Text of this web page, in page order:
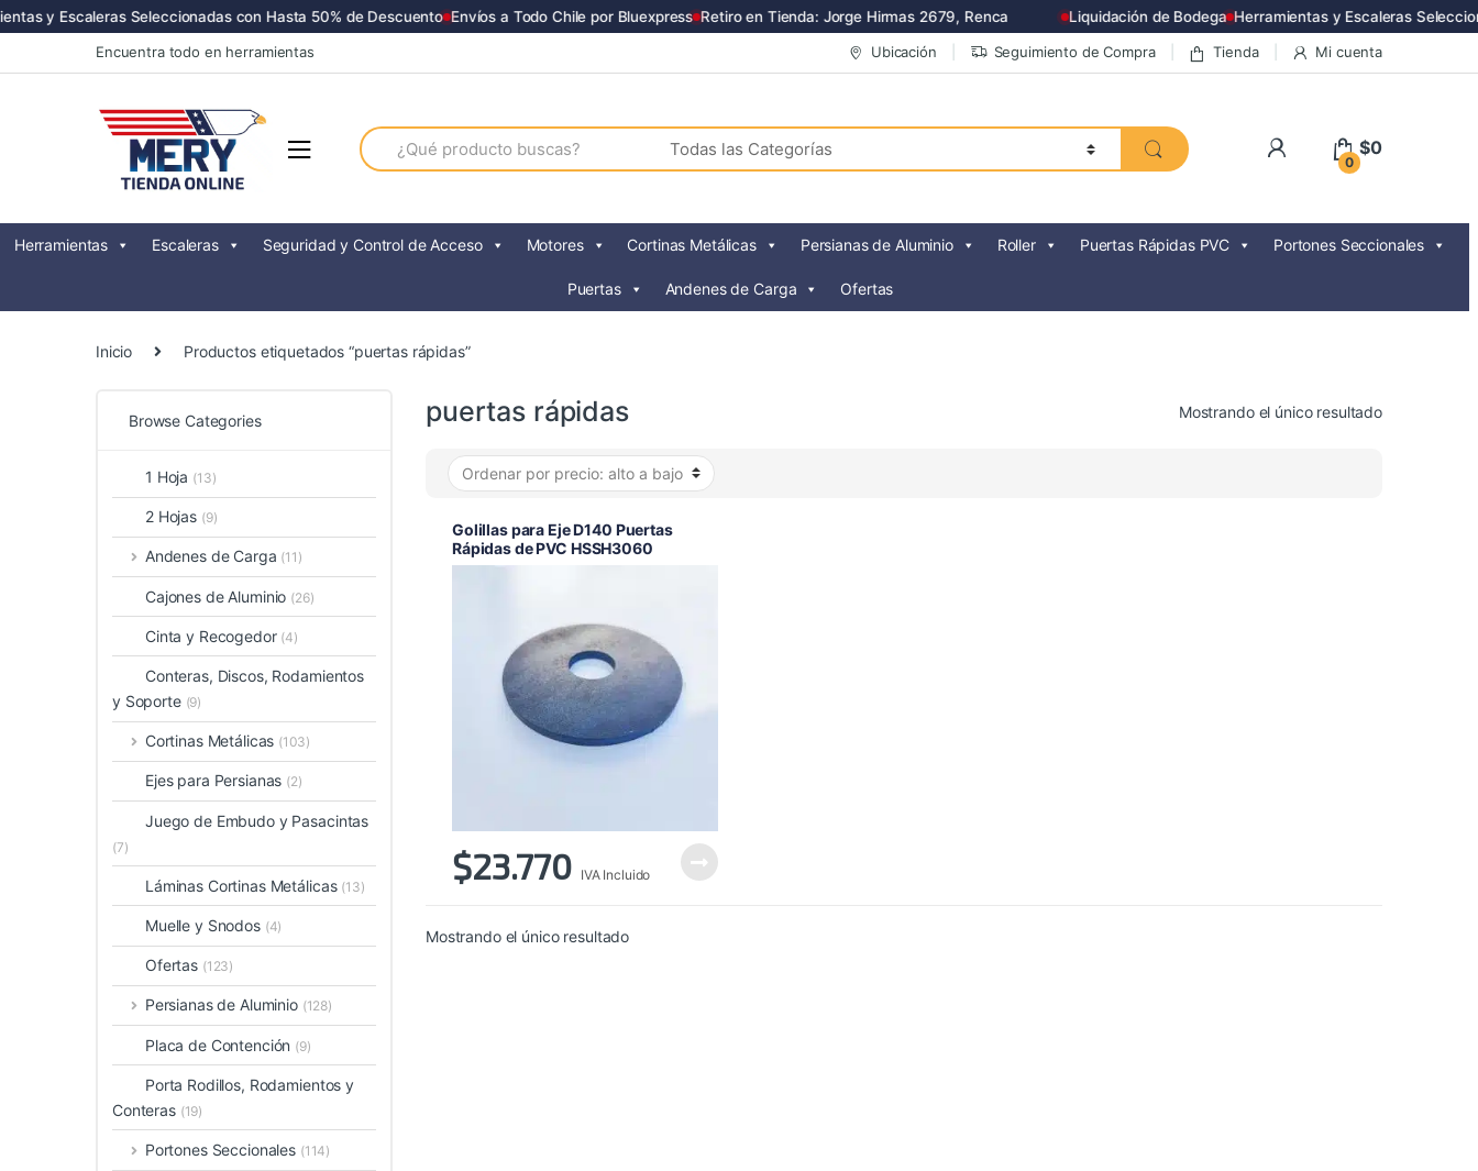
y Escaleras Seleccionadas con Hasta 50% de Descuento Envíos a Todo Chile por Bluexpress Retiro en Tienda: Jorge Hirmas 2679, Renca Liquidación de Bodega Herramientas y Escaleras
to
to
Encuentra todo en herramientas Ubicación Seguimiento de Compra Tienda Mi cuenta
Search
for:
0
$0
Herramientas Escaleras Seguridad y Control de Acceso Motores Cortinas Metálicas Persianas de Aluminio Roller Puertas Rápidas PVC Portones Seccionales
Puertas Andenes de Carga Ofertas
Inicio Productos etiquetados “puertas rápidas”
puertas rápidas Mostrando el único resultado
Golillas para Eje D140 Puertas
Rápidas de PVC HSSH3060
$23.770 IVA Incluido
Mostrando el único resultado
Browse Categories
1 Hoja (13)
2 Hojas (9)
Andenes de Carga (11)
Cajones de Aluminio (26)
Cinta y Recogedor (4)
Conteras, Discos, Rodamientos
y Soporte (9)
Cortinas Metálicas (103)
Ejes para Persianas (2)
Juego de Embudo y Pasacintas
(7)
Láminas Cortinas Metálicas (13)
Muelle y Snodos (4)
Ofertas (123)
Persianas de Aluminio (128)
Placa de Contención (9)
Porta Rodillos, Rodamientos y
Conteras (19)
Portones Seccionales (114)